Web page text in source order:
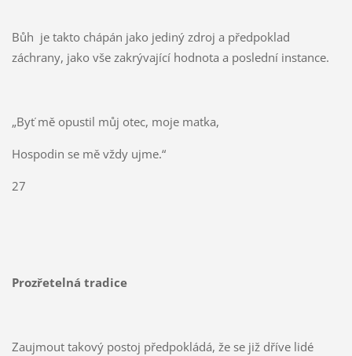
Bůh je takto chápán jako jediný zdroj a předpoklad
záchrany, jako vše zakrývající hodnota a poslední instance.
„Byť mě opustil můj otec, moje matka,
Hospodin se mě vždy ujme.“
27
Prozřetelná tradice
Zaujmout takový postoj předpokládá, že se již dříve lidé